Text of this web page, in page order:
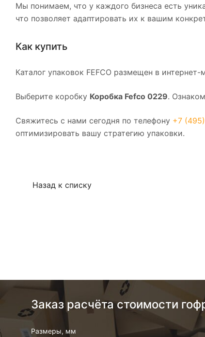
Мы понимаем, что у каждого бизнеса есть
что позволяет адаптировать их к вашим
Как купить
Каталог упаковок FEFCO размещен в
Выберите коробку Коробка Fefco 0229.
Свяжитесь с нами сегодня по телефону +7
оптимизировать вашу стратегию упаковки.
Назад к списку
Заказ расчёта стоимости
Размеры, мм